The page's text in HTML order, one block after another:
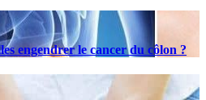
engendrer le cancer du côlon ?